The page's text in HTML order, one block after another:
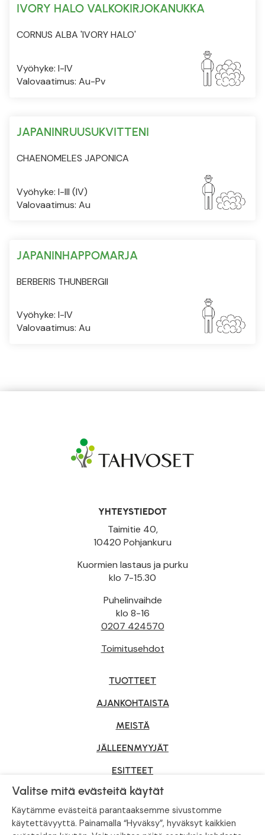
IVORY HALO VALKOKIRJOKANUKKA
CORNUS ALBA 'IVORY HALO'
Vyöhyke: I-IV
Valovaatimus: Au-Pv
JAPANINRUUSUKVITTENI
CHAENOMELES JAPONICA
Vyöhyke: I-III (IV)
Valovaatimus: Au
JAPANINHAPPOMARJA
BERBERIS THUNBERGII
Vyöhyke: I-IV
Valovaatimus: Au
YHTEYSTIEDOT
Taimitie 40,
10420 Pohjankuru
Kuormien lastaus ja purku
klo 7-15.30
Puhelinvaihde
klo 8-16
0207 424570
Toimitusehdot
TUOTTEET
AJANKOHTAISTA
MEISTÄ
JÄLLEENMYYJÄT
ESITTEET
YRITYSMYYNTI
Valitse mitä evästeitä käytät
Käytämme evästeitä parantaaksemme sivustomme
käytettävyyttä. Painamalla “Hyväksy”, hyväksyt kaikkien